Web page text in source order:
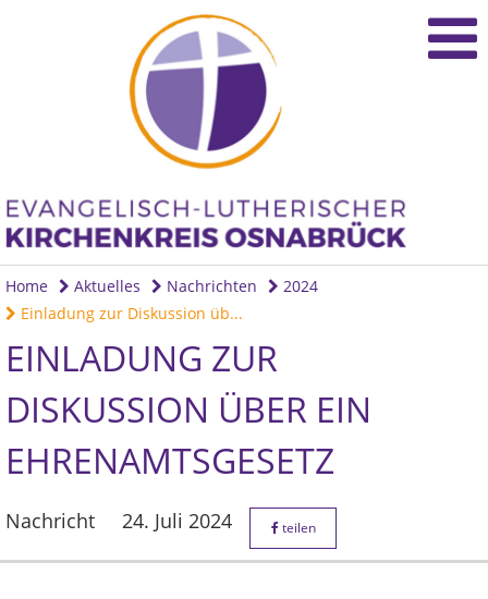
Home Aktuelles Nachrichten
2024
Einladung zur Diskussion üb...
EINLADUNG ZUR
DISKUSSION ÜBER EIN
EHRENAMTSGESETZ
Nachricht 24. Juli 2024 teilen